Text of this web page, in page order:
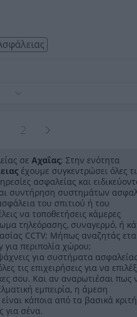
2
σε Αχαΐας; Στην ενότητα
έχουμε συγκεντρώσει όλες
ασφαλείας και
συντήρηση συστημάτων
του σπιτιού ή του
να τοποθετήσεις κάμερες
τηλεόρασης, συναγερμό, ή
CCTV; Μήπως αναζητάς
για περιπολία χώρου;
για συστήματα
τις επιχειρήσεις για να
σου. Και αν αναρωτιέσαι πως
εμπειρία, η άμεση
κάποια από τα βασικά
για σένα.